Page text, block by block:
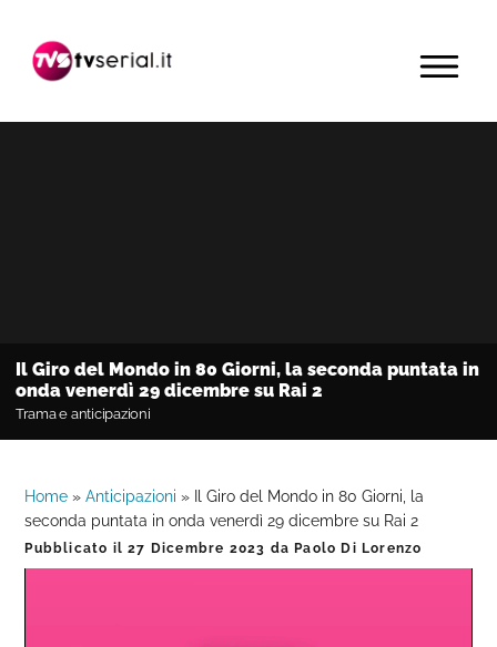
navigazione
contenuto
barra
primaria
MENU
Il Giro del Mondo in 80 Giorni, la seconda puntata in
onda venerdì 29 dicembre su Rai 2
Trama e anticipazioni
Home »Anticipazioni »
Il Giro del Mondo in 80 Giorni, la
seconda puntata in onda venerdì 29 dicembre su Rai 2
Pubblicato il27 Dicembre 2023 da Paolo Di Lorenzo